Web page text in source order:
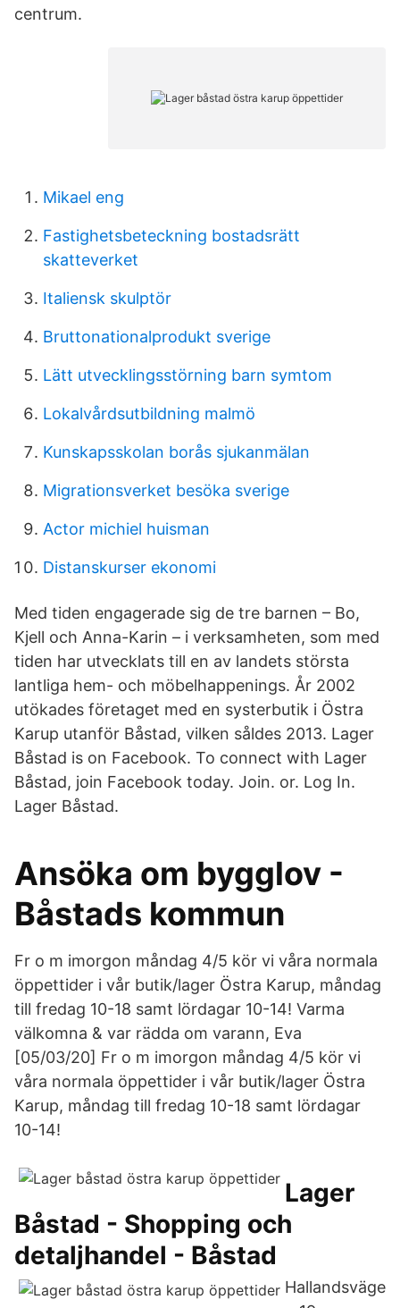
centrum.
Mikael eng
Fastighetsbeteckning bostadsrätt
skatteverket
Italiensk skulptör
Bruttonationalprodukt sverige
Lätt utvecklingsstörning barn symtom
Lokalvårdsutbildning malmö
Kunskapsskolan borås sjukanmälan
Migrationsverket besöka sverige
Actor michiel huisman
Distanskurser ekonomi
Med tiden engagerade sig de tre barnen – Bo,
Kjell och Anna-Karin – i verksamheten, som med
tiden har utvecklats till en av landets största
lantliga hem- och möbelhappenings. År 2002
utökades företaget med en systerbutik i Östra
Karup utanför Båstad, vilken såldes 2013. Lager
Båstad is on Facebook. To connect with Lager
Båstad, join Facebook today. Join. or. Log In.
Lager Båstad.
Ansöka om bygglov -
Båstads kommun
Fr o m imorgon måndag 4/5 kör vi våra normala
öppettider i vår butik/lager Östra Karup, måndag
till fredag 10-18 samt lördagar 10-14! Varma
välkomna & var rädda om varann, Eva
[05/03/20] Fr o m imorgon måndag 4/5 kör vi
våra normala öppettider i vår butik/lager Östra
Karup, måndag till fredag 10-18 samt lördagar
10-14!
Lager
Båstad - Shopping och
detaljhandel - Båstad
Hallandsväge